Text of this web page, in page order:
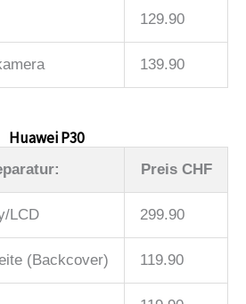
129.90
139.90
Huawei P30
Preis CHF
LCD 299.90
(Backcover) 119.90